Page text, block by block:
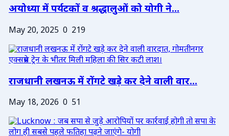
अयोध्या में पर्यटकों व श्रद्धालुओं को योगी ने...
May 20, 2025 0 219
राजधानी लखनऊ में रोंगटे खड़े कर देने वाली वार...
May 18, 2026 0 51